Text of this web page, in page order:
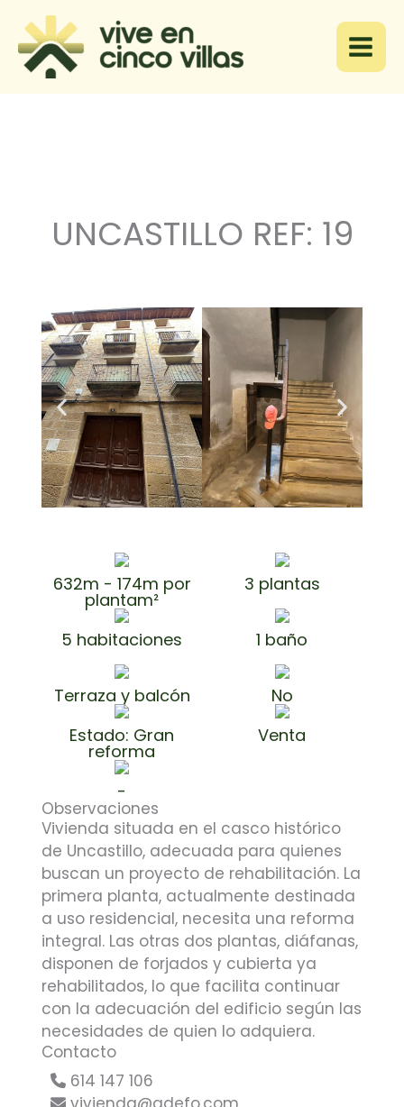
contenido
UNCASTILLO REF: 19
632m - 174m por
plantam²
3 plantas
5 habitaciones 1 baño
Terraza y balcón
No
Estado: Gran
reforma
Venta
-
Observaciones
Vivienda situada en el casco histórico
de Uncastillo, adecuada para quienes
buscan un proyecto de rehabilitación. La
primera planta, actualmente destinada
a uso residencial, necesita una reforma
integral. Las otras dos plantas, diáfanas,
disponen de forjados y cubierta ya
rehabilitados, lo que facilita continuar
con la adecuación del edificio según las
necesidades de quien lo adquiera.
Contacto
614 147 106